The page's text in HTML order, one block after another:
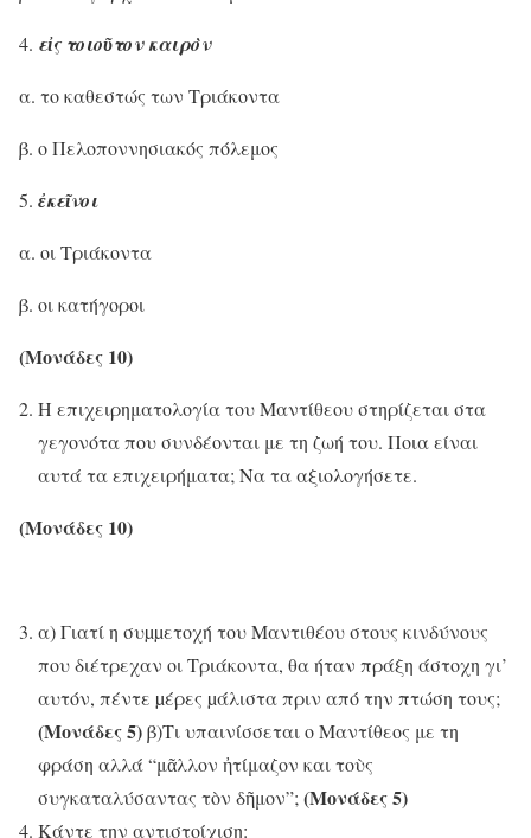
εἰς τοιοῦτον καιρὸν
α. το καθεστώς των Τριάκοντα
β. ο Πελοποννησιακός πόλεμος
ἐκεῖνοι
α. οι Τριάκοντα
β. οι κατήγοροι
(Μονάδες 10)
Η επιχειρηματολογία του Μαντίθεου στηρίζεται στα
γεγονότα που συνδέονται με τη ζωή του. Ποια είναι
αυτά τα επιχειρήματα; Να τα αξιολογήσετε.
(Μονάδες 10)
α) Γιατί η συµµετοχή του Μαντιθέου στους κινδύνους
που διέτρεχαν οι Τριάκοντα, θα ήταν πράξη άστοχη γι’
αυτόν, πέντε µέρες µάλιστα πριν από την πτώση τους;
(Μονάδες 5)β)Τι υπαινίσσεται ο Μαντίθεος με τη
φράση αλλά “μᾶλλον ἠτίμαζον και τοὺς
συγκαταλύσαντας τὸν δῆμον”; (Μονάδες 5)
Κάντε την αντιστοίχιση: